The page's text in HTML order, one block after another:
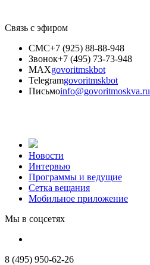
Связь с эфиром
СМС+7 (925) 88-88-948
Звонок+7 (495) 73-73-948
MAXgovoritmskbot
Telegramgovoritmskbot
Письмоinfo@govoritmoskva.ru
Новости
Интервью
Программы и ведущие
Сетка вещания
Мобильное приложение
Мы в соцсетях
8 (495) 950-62-26